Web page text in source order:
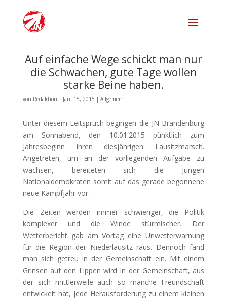
Auf einfache Wege schickt man nur
die Schwachen, gute Tage wollen
starke Beine haben.
von Redaktion | Jan. 15, 2015 | Allgemein
Unter diesem Leitspruch begingen die JN Brandenburg
am Sonnabend, den 10.01.2015 pünktlich zum
Jahresbeginn ihren diesjährigen Lausitzmarsch.
Angetreten, um an der vorliegenden Aufgabe zu
wachsen, bereiteten sich die Jungen
Nationaldemokraten somit auf das gerade begonnene
neue Kampfjahr vor.
Die Zeiten werden immer schwieriger, die Politik
komplexer und die Winde stürmischer. Der
Wetterbericht gab am Vortag eine Unwetterwarnung
für die Region der Niederlausitz raus. Dennoch fand
man sich getreu in der Gemeinschaft ein. Mit einem
Grinsen auf den Lippen wird in der Gemeinschaft, aus
der sich mittlerweile auch so manche Freundschaft
entwickelt hat, jede Herausforderung zu einem kleinen